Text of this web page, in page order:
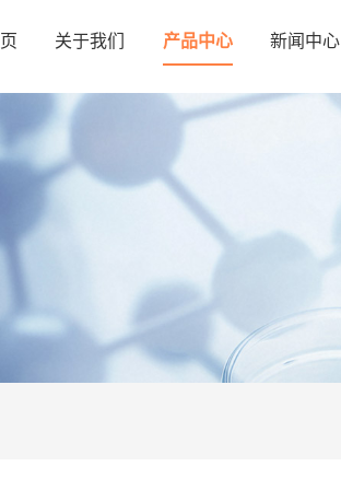
关于我们 产品中心 新闻中心